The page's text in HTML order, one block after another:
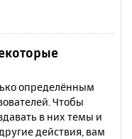
определённым
Чтобы
в них темы и
действия, вам